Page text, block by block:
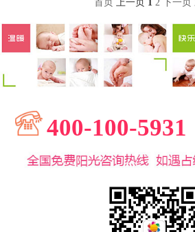
首页
上一页 1 2 下一页
400-100-5931